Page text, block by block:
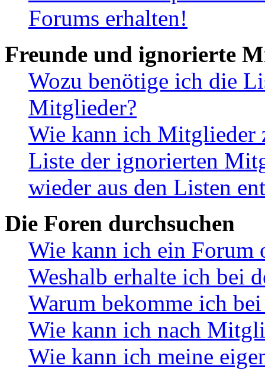
Forums erhalten!
Freunde und ignorierte
Wozu benötige ich die
Mitglieder?
Wie kann ich Mitglieder
Liste der ignorierten
wieder aus den Listen
Die Foren durchsuchen
Wie kann ich ein Forum
Weshalb erhalte ich bei
Warum bekomme ich
Wie kann ich nach
Wie kann ich meine